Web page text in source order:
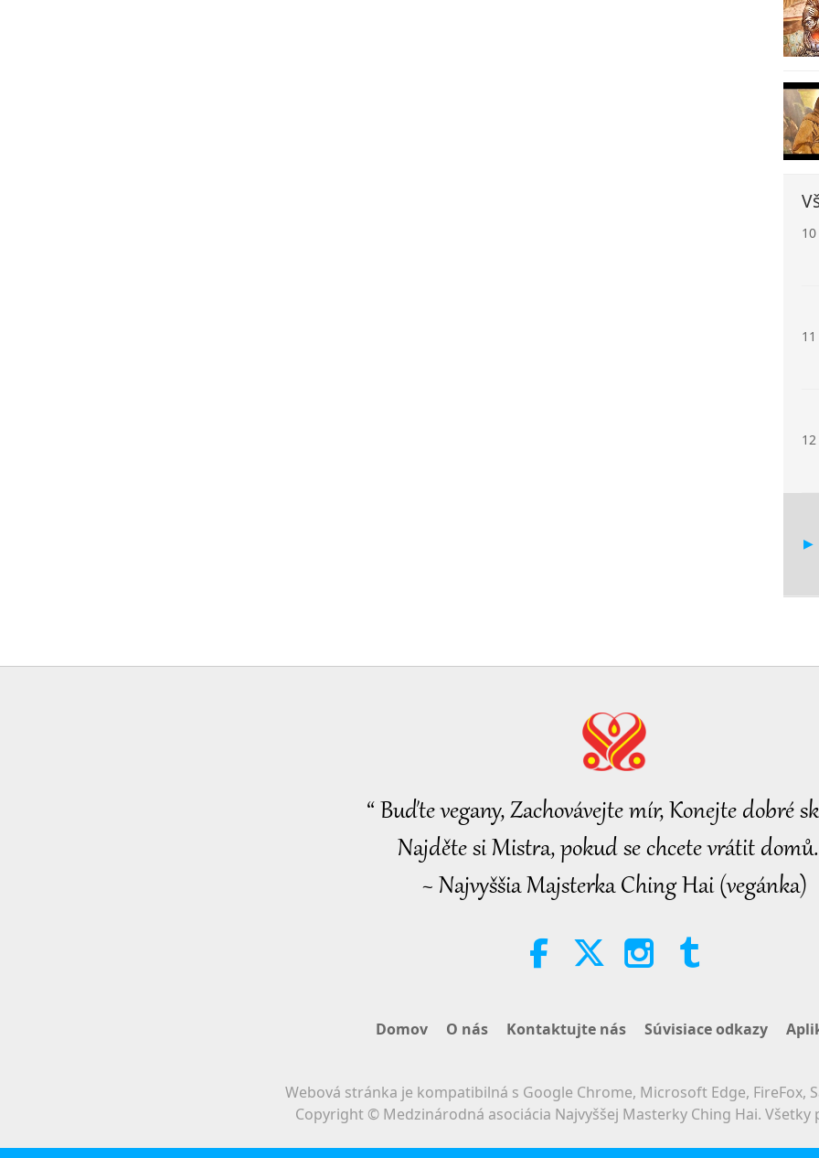
8
9
10
11
12
16
“ Buďte vegany, Zachovávejte mír, Konejte dobré
Najděte si Mistra, pokud se chcete vrátit
~ Najvyššia Majsterka Ching Hai (vegánka)
Domov O nás Kontaktujte nás Súvisiace odkazy
Webová stránka je kompatibilná s Google Chrome, Microsoft Edge, FireFox,
Copyright © Medzinárodná asociácia Najvyššej Masterky Ching Hai. Všetky